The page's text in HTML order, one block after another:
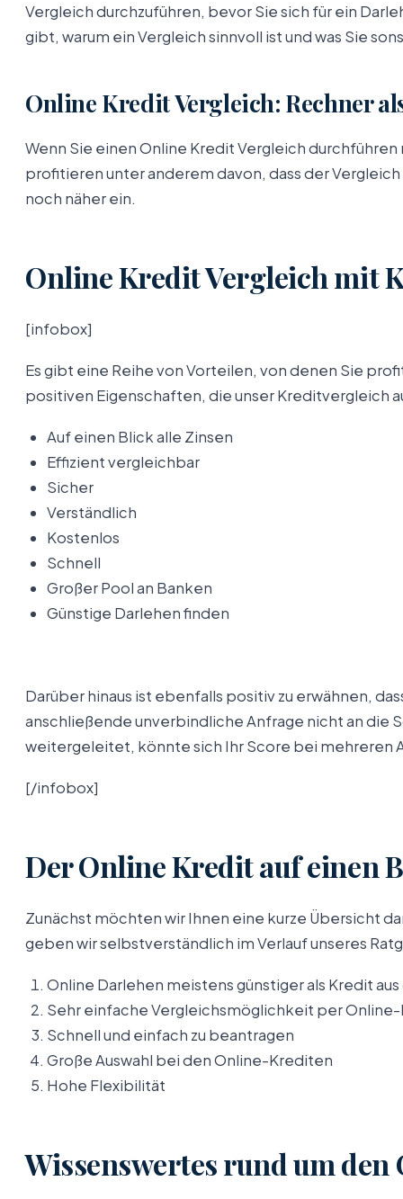
Vergleich durchzuführen, bevor Sie sich für ein
gibt, warum ein Vergleich sinnvoll ist und was Sie
Online Kredit Vergleich: Rechner
Wenn Sie einen Online Kredit Vergleich
profitieren unter anderem davon, dass der
noch näher ein.
Online Kredit Vergleich mit
[infobox]
Es gibt eine Reihe von Vorteilen, von denen Sie
positiven Eigenschaften, die unser Kreditvergleich
Auf einen Blick alle Zinsen
Effizient vergleichbar
Sicher
Verständlich
Kostenlos
Schnell
Großer Pool an Banken
Günstige Darlehen finden
Darüber hinaus ist ebenfalls positiv zu erwähnen,
anschließende unverbindliche Anfrage nicht an die
weitergeleitet, könnte sich Ihr Score bei mehreren
[/infobox]
Der Online Kredit auf einen
Zunächst möchten wir Ihnen eine kurze Übersicht
geben wir selbstverständlich im Verlauf unseres
Online Darlehen meistens günstiger als Kredit
Sehr einfache Vergleichsmöglichkeit per
Schnell und einfach zu beantragen
Große Auswahl bei den Online-Krediten
Hohe Flexibilität
Wissenswertes rund um